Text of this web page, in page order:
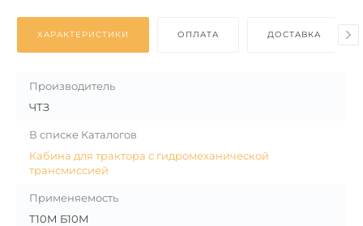
ХАРАКТЕРИСТИКИ ОПЛАТА ДОСТАВКА
Производитель
ЧТЗ
В списке Каталогов
Кабина для трактора с гидромеханической
трансмиссией
Применяемость
Т10М Б10М